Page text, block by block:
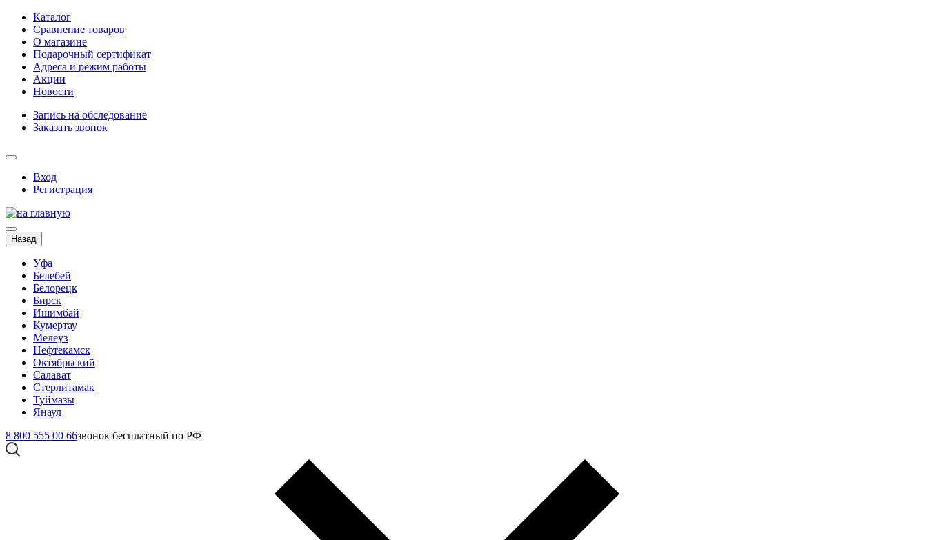
Каталог
Сравнение товаров
О магазине
Подарочный сертификат
Адреса и режим работы
Акции
Новости
Запись на обследование
Заказать звонок
Вход
Регистрация
Назад
Уфа
Белебей
Белорецк
Бирск
Ишимбай
Кумертау
Мелеуз
Нефтекамск
Октябрьский
Салават
Стерлитамак
Туймазы
Янаул
8 800 555 00 66звонок бесплатный по РФ